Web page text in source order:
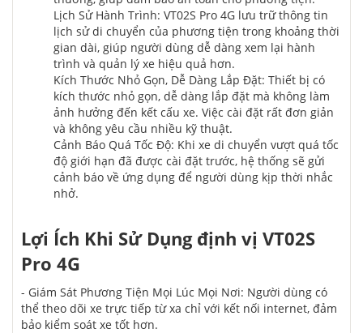
Lịch Sử Hành Trình: VT02S Pro 4G lưu trữ thông tin
lịch sử di chuyển của phương tiện trong khoảng thời
gian dài, giúp người dùng dễ dàng xem lại hành
trình và quản lý xe hiệu quả hơn.
Kích Thước Nhỏ Gọn, Dễ Dàng Lắp Đặt: Thiết bị có
kích thước nhỏ gọn, dễ dàng lắp đặt mà không làm
ảnh hưởng đến kết cấu xe. Việc cài đặt rất đơn giản
và không yêu cầu nhiều kỹ thuật.
Cảnh Báo Quá Tốc Độ: Khi xe di chuyển vượt quá tốc
độ giới hạn đã được cài đặt trước, hệ thống sẽ gửi
cảnh báo về ứng dụng để người dùng kịp thời nhắc
nhở.
Lợi Ích Khi Sử Dụng định vị VT02S
Pro 4G
- Giám Sát Phương Tiện Mọi Lúc Mọi Nơi: Người dùng có
thể theo dõi xe trực tiếp từ xa chỉ với kết nối internet, đảm
bảo kiểm soát xe tốt hơn.